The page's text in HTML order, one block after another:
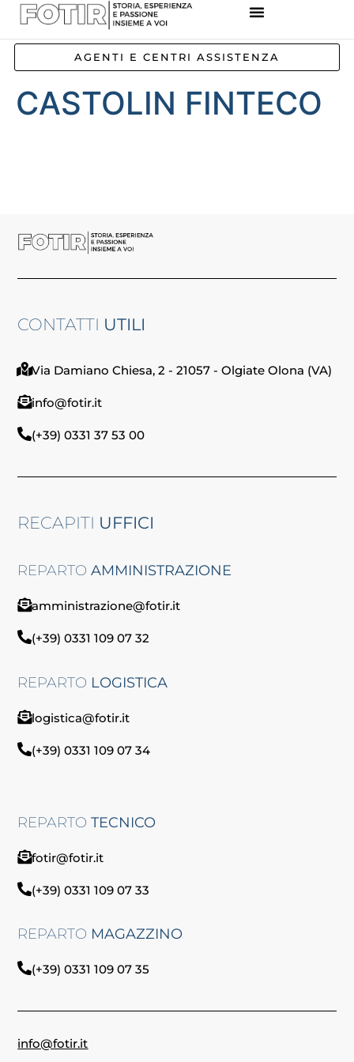
AGENTI E CENTRI ASSISTENZA
CASTOLIN FINTECO
CONTATTI UTILI
Via Damiano Chiesa, 2 - 21057 - Olgiate Olona (VA)
info@fotir.it
(+39) 0331 37 53 00
RECAPITI UFFICI
REPARTOAMMINISTRAZIONE
amministrazione@fotir.it
(+39) 0331 109 07 32
REPARTO LOGISTICA
logistica@fotir.it
(+39) 0331 109 07 34
REPARTOTECNICO
fotir@fotir.it
(+39) 0331 109 07 33
REPARTO MAGAZZINO
(+39) 0331 109 07 35
info@fotir.it